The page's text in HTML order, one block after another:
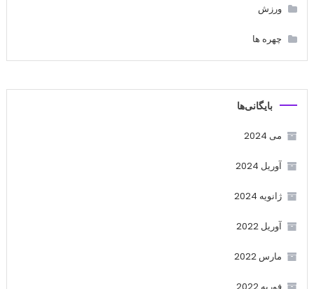
ورزش
چهره ها
بایگانی‌ها
می 2024
آوریل 2024
ژانویه 2024
آوریل 2022
مارس 2022